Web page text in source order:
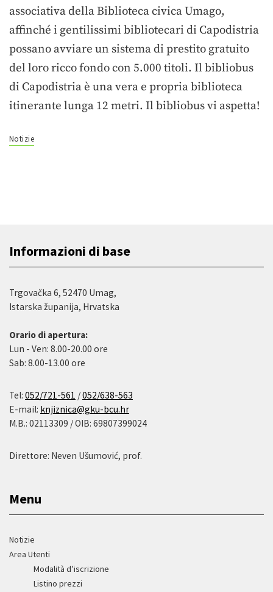
associativa della Biblioteca civica Umago,
affinché i gentilissimi bibliotecari di Capodistria
possano avviare un sistema di prestito gratuito
del loro ricco fondo con 5.000 titoli. Il bibliobus
di Capodistria è una vera e propria biblioteca
itinerante lunga 12 metri. Il bibliobus vi aspetta!
Notizie
Informazioni di base
Trgovačka 6, 52470 Umag,
Istarska županija, Hrvatska
Orario di apertura:
Lun - Ven: 8.00-20.00 ore
Sab: 8.00-13.00 ore
Tel: 052/721-561 /052/638-563
E-mail: knjiznica@gku-bcu.hr
M.B.: 02113309 / OIB: 69807399024
Direttore: Neven Ušumović, prof.
Menu
Notizie
Area Utenti
Modalità d’iscrizione
Listino prezzi